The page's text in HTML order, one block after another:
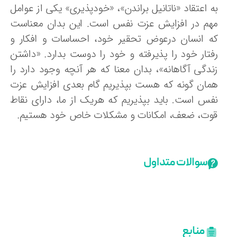
اعتقاد «ناتانیل براندن»، «خودپذیری» یکی از عوامل
در افزایش عزت نفس است. این بدان معناست
انسان درعوض تحقیر خود، احساسات و افکار و
خود را پذیرفته و خود را دوست بدارد. «داشتن
آگاهانه»، بدان معنا که هر آنچه وجود دارد را
گونه که هست بپذیریم گام بعدی افزایش عزت
است. باید بپذیریم که هریک از ما، دارای نقاط
ضعف، امکانات و مشکلات خاص خود هستیم.
سوالات متداول
منابع